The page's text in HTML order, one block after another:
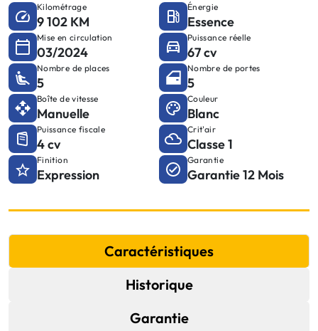
Kilométrage
9 102 KM
Énergie
Essence
Mise en circulation
03/2024
Puissance réelle
67 cv
Nombre de places
5
Nombre de portes
5
Boîte de vitesse
Manuelle
Couleur
Blanc
Puissance fiscale
4 cv
Crit'air
Classe 1
Finition
Expression
Garantie
Garantie 12 Mois
Caractéristiques
Historique
Garantie